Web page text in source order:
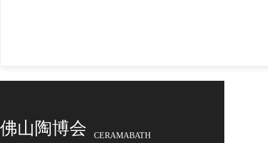
佛山陶博会 CERAMABATH